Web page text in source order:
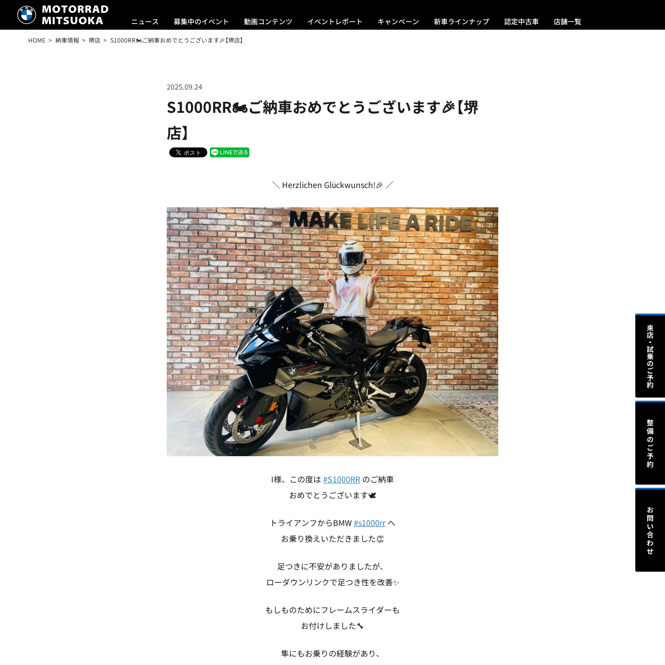
ニュース 募集中のイベント 動画コンテンツ イベントレポート キャンペーン 新車ラインナップ 認定中古車 店舗一覧
HOME 納車情報 堺店 S1000RR🏍ご納車おめでとうございます🎉【堺店】
S1000RR🏍ご納車おめでとうございます🎉【堺
店】
2025.09.24
＼ Herzlichen Glückwunsch!🎉 ／
I様、この度は #S1000RR のご納車
おめでとうございます🕊
トライアンフからBMW#s1000rrへ
お乗り換えいただきました👏
足つきに不安がありましたが、
ローダウンリンクで足つき性を改善✨
もしものためにフレームスライダーも
お付けしました🔧
隼にもお乗りの経験があり、